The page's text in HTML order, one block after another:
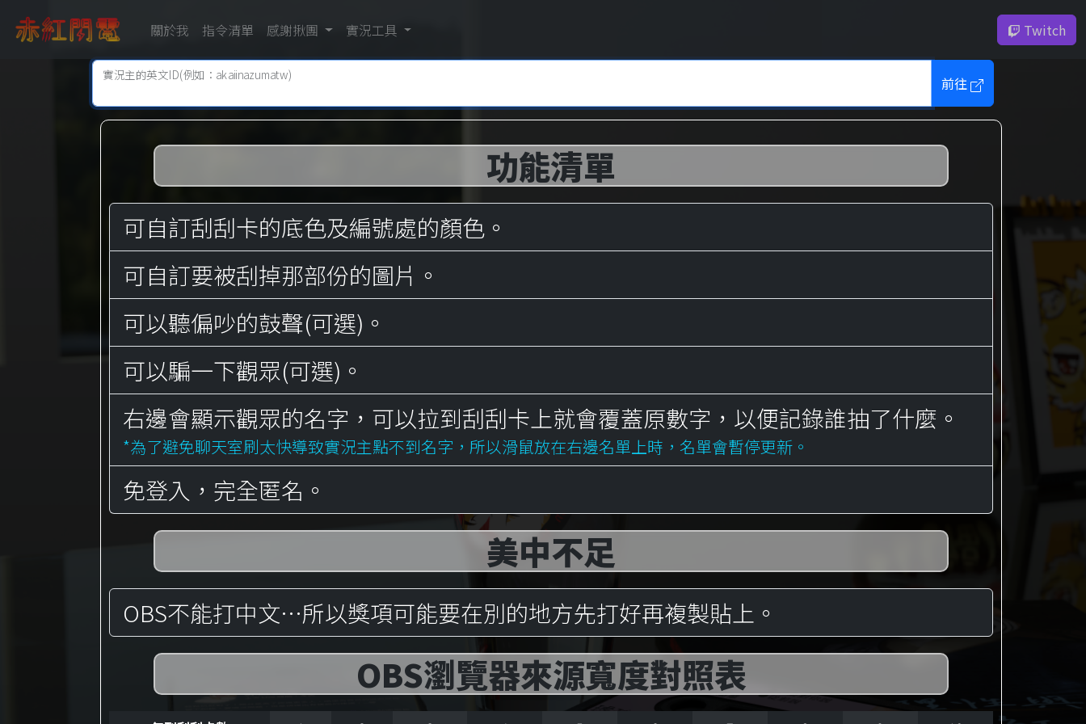
關於我 指令清單 感謝揪團 實況工具 Twitch
實況主的英文ID(例如：akaiinazumatw) 前往
功能清單
可自訂刮刮卡的底色及編號處的顏色。
可自訂要被刮掉那部份的圖片。
可以聽偏吵的鼓聲(可選)。
可以騙一下觀眾(可選)。
右邊會顯示觀眾的名字，可以拉到刮刮卡上就會覆蓋原數字，以便記錄誰抽了什麼。
*為了避免聊天室刷太快導致實況主點不到名字，所以滑鼠放在右邊名單上時，名單會暫停更新。
免登入，完全匿名。
美中不足
OBS不能打中文…所以獎項可能要在別的地方先打好再複製貼上。
OBS瀏覽器來源寬度對照表